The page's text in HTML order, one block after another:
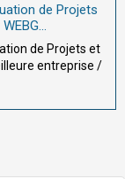
de Projets
de Projets et
entreprise /